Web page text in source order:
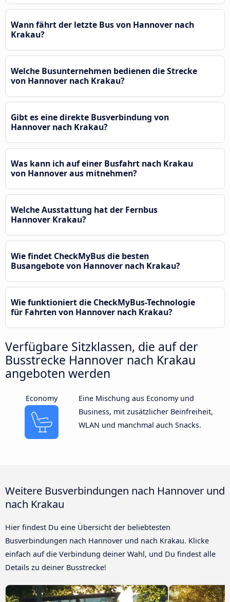
Wann fährt der letzte Bus von Hannover nach
Krakau?
Welche Busunternehmen bedienen die Strecke
von Hannover nach Krakau?
Gibt es eine direkte Busverbindung von
Hannover nach Krakau?
Was kann ich auf einer Busfahrt nach Krakau
von Hannover aus mitnehmen?
Welche Ausstattung hat der Fernbus
Hannover Krakau?
Wie findet CheckMyBus die besten
Busangebote von Hannover nach Krakau?
Wie funktioniert die CheckMyBus-Technologie
für Fahrten von Hannover nach Krakau?
Verfügbare Sitzklassen, die auf der
Busstrecke Hannover nach Krakau
angeboten werden
Economy
Eine Mischung aus Economy und
Business, mit zusätzlicher Beinfreiheit,
WLAN und manchmal auch Snacks.
Weitere Busverbindungen nach Hannover und
nach Krakau
Hier findest Du eine Übersicht der beliebtesten
Busverbindungen nach Hannover und nach Krakau. Klicke
einfach auf die Verbindung deiner Wahl, und Du findest alle
Details zu deiner Busstrecke!